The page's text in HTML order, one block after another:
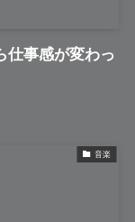
仕事感が変わっ
音楽